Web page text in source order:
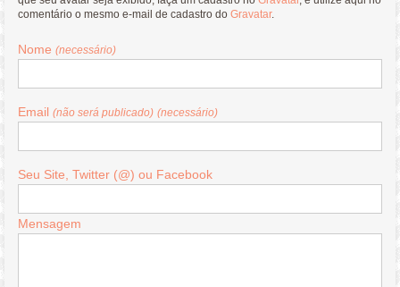
comentário o mesmo e-mail de cadastro doGravatar.
Nome(necessário)
Email(não será publicado) (necessário)
Seu Site, Twitter (@) ou Facebook
Mensagem